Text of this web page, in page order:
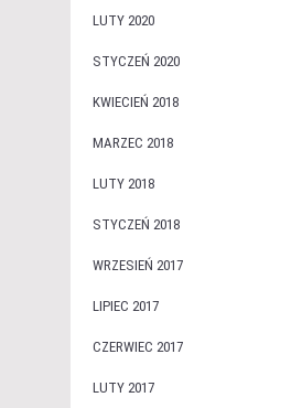
LUTY 2020
STYCZEŃ 2020
KWIECIEŃ 2018
MARZEC 2018
LUTY 2018
STYCZEŃ 2018
WRZESIEŃ 2017
LIPIEC 2017
CZERWIEC 2017
LUTY 2017